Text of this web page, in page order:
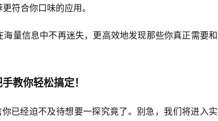
符合你口味的应用。
量信息中不再迷失，更高效地发现那些你真正需要和
教你轻松搞定！
已经迫不及待想要一探究竟了。别急，我们将进入实